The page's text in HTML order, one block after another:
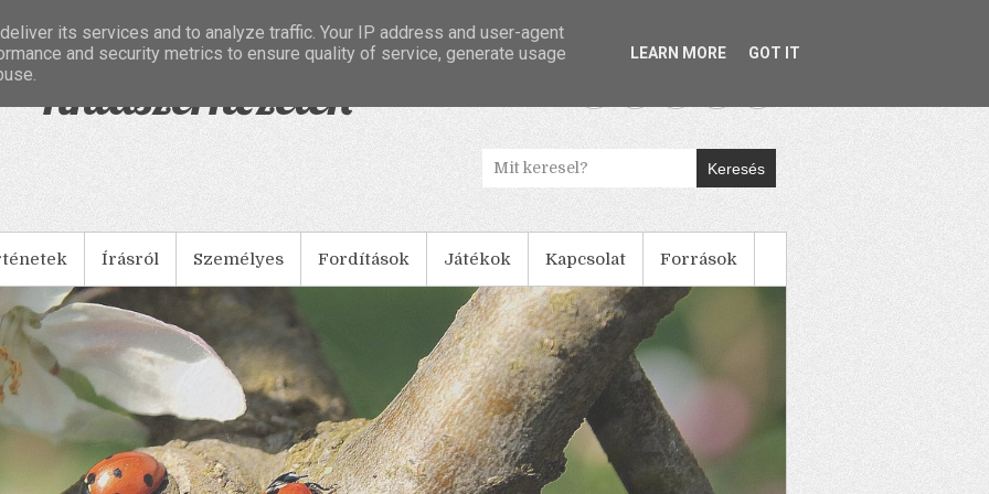
Tintaszerkezetek
Keresés
Írásról Személyes Fordítások Játékok Kapcsolat Források
its services and to analyze traffic. Your IP address and user-agent
and security metrics to ensure quality of service, generate usage
LEARN MORE GOT IT